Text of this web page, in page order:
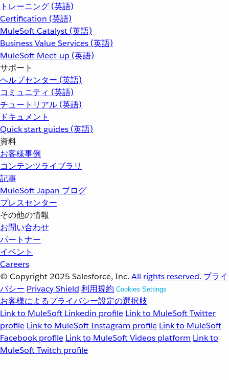
トレーニング (英語)
Certification (英語)
MuleSoft Catalyst (英語)
Business Value Services (英語)
MuleSoft Meet-up (英語)
サポート
ヘルプセンター (英語)
コミュニティ (英語)
チュートリアル (英語)
ドキュメント
Quick start guides (英語)
資料
お客様事例
コンテンツライブラリ
記事
MuleSoft Japan ブログ
プレスセンター
その他の情報
お問い合わせ
パートナー
イベント
Careers
© Copyright 2025 Salesforce, Inc. All rights reserved. プライ
バシー Privacy Shield 利用規約 Cookies Settings
お客様によるプライバシー設定の選択肢
Link to MuleSoft Linkedin profile Link to MuleSoft Twitter
profile Link to MuleSoft Instagram profile Link to MuleSoft
Facebook profile Link to MuleSoft Videos platform Link to
MuleSoft Twitch profile